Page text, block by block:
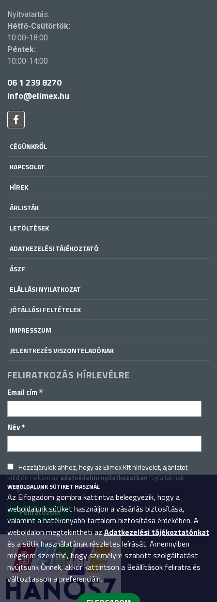
Nyitvatartás:
Hétfő-Csütörtök:
10:00-18:00
Péntek:
10:00-14:00
06 1 239 8270
info@elimex.hu
CÉGÜNKRŐL
KAPCSOLAT
HÍREK
ÁRLISTÁK
LETÖLTÉSEK
ADATKEZELÉSI TÁJÉKOZTATÓ
ÁSZF
ELÁLLÁSI NYILATKOZAT
JÓTÁLLÁSI FELTÉTELEK
IMPRESSZUM
JELENTKEZÉS VISZONTELADÓNAK
FELIRATKOZÁS HÍRLEVÉLRE
Email cím *
Név*
Hozzájárulok ahhoz, hogy az Elimex Kft hírlevelet, ajánlatot
küldjön nekem azadatvédelmi nyilatkozatbanfoglaltaknak
megfelelően.
WEBOLDALUNK SÜTIKET HASZNÁL
Az Elfogadom gombra kattintva beleegyezik, hogy a
weboldalunk sütiket használjon a vásárlás biztosítása,
valamint a hatékonyabb tartalom biztosítása érdekében. A
weboldalon megtekintheti azAdatkezelési tájékoztatónkat
és a sütik használatának részletes leírását. Amennyiben
mégsem szeretné, hogy személyre szabott szolgáltatást
nyújtsunk Önnek, akkor kattintson a Beállítások feliratra és
változtasson a preferenciáin.